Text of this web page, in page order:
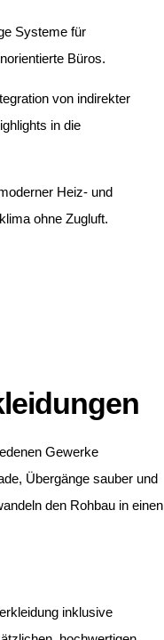
Systeme für
Büros.
von indirekter
in die
Heiz- und
ohne Zugluft.
Gewerke
Übergänge sauber und
den Rohbau in einen
inklusive